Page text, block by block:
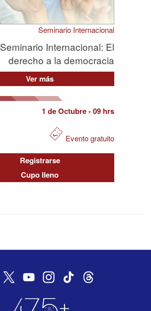
Seminario Internacional
Seminario Internacional: El
derecho a la democracia
Ver más
1 de Octubre- 09 hrs
Evento gratuito
Registrarse
Cupo lleno